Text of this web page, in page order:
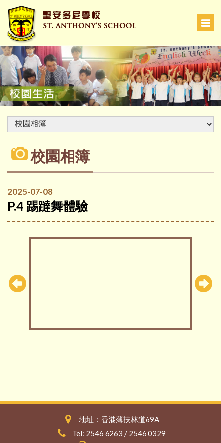
校園相簿
2025-07-08
P.4 踢躂舞體驗
地址：香港薄扶林道69A
Tel: 2546 6263 / 2546 0329